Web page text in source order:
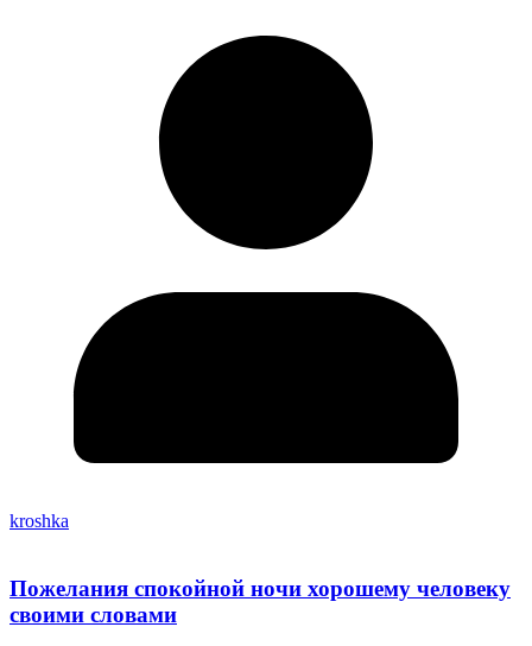
kroshka
Пожелания спокойной ночи хорошему человеку
своими словами